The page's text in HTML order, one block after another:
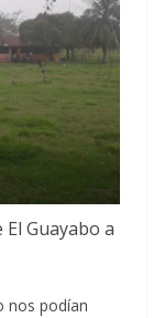
Guayabo a
nos podían